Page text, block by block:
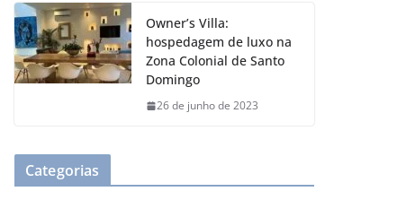
Owner’s Villa:
hospedagem de luxo na
Zona Colonial de Santo
Domingo
26 de junho de 2023
Categorias